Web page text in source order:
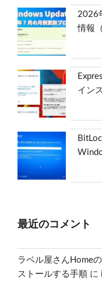
2026
情報
イン
最近のコメント
ラベル屋さんHome
ストールする手順 に